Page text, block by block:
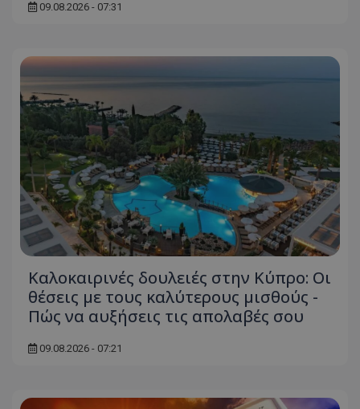
09.08.2026 - 07:31
Καλοκαιρινές δουλειές στην Κύπρο: Οι
θέσεις με τους καλύτερους μισθούς -
Πώς να αυξήσεις τις απολαβές σου
09.08.2026 - 07:21